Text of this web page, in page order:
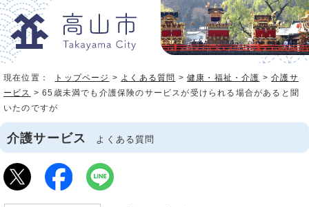
現在位置： トップページ > よくある質問 >健康・福祉・介護 >介護サ
ービス > 65歳未満でも介護保険のサービスが受けられる場合があると聞
いたのですが
介護サービス よくある質問